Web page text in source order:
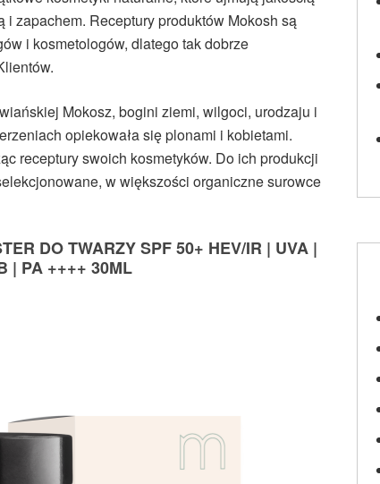
i zapachem. Receptury produktów Mokosh są
i kosmetologów, dlatego tak dobrze
Mokosz, bogini ziemi, wilgoci, urodzaju i
opiekowała się plonami i kobietami.
receptury swoich kosmetyków. Do ich produkcji
w większości organiczne surowce
DO TWARZY SPF 50+ HEV/IR | UVA |
| PA ++++ 30ML